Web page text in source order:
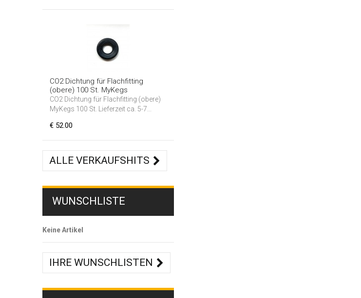
CO2 Dichtung für Flachfitting
(obere) 100 St. MyKegs
CO2 Dichtung für Flachfitting (obere)
MyKegs 100 St. Lieferzeit ca. 5-7...
€ 52.00
ALLE VERKAUFSHITS
WUNSCHLISTE
Keine Artikel
IHRE WUNSCHLISTEN